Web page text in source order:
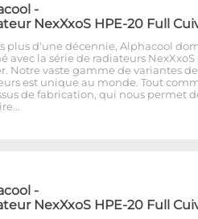
-
NexXxoS HPE-20 Full
plus d'une décennie, Alphacool
avec la série de radiateurs NexXxoS
Notre vaste gamme de variantes de
est unique au monde. Tout
de fabrication, qui nous permet
-
NexXxoS HPE-20 Full